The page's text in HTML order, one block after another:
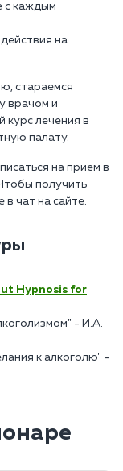
с каждым
на
стараемся
врачом и
курс лечения в
палату.
на прием в
получить
чат на сайте.
Hypnosis for
- И.А.
к алкоголю" -